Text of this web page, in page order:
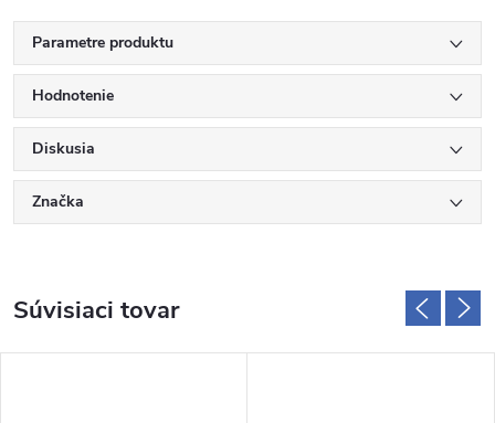
Parametre produktu
Hodnotenie
Diskusia
Značka
Súvisiaci tovar